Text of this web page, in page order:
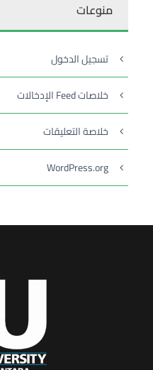
منوعات
تسجيل الدخول
خلاصات Feed الإدخالات
خلاصة التعليقات
WordPress.org